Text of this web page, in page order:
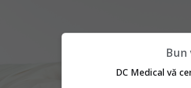
Bun
DC Medical vă